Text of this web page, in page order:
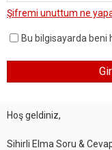
Şifremi unuttum ne
Bu bilgisayarda beni
Hoş geldiniz,
Sihirli Elma Soru &